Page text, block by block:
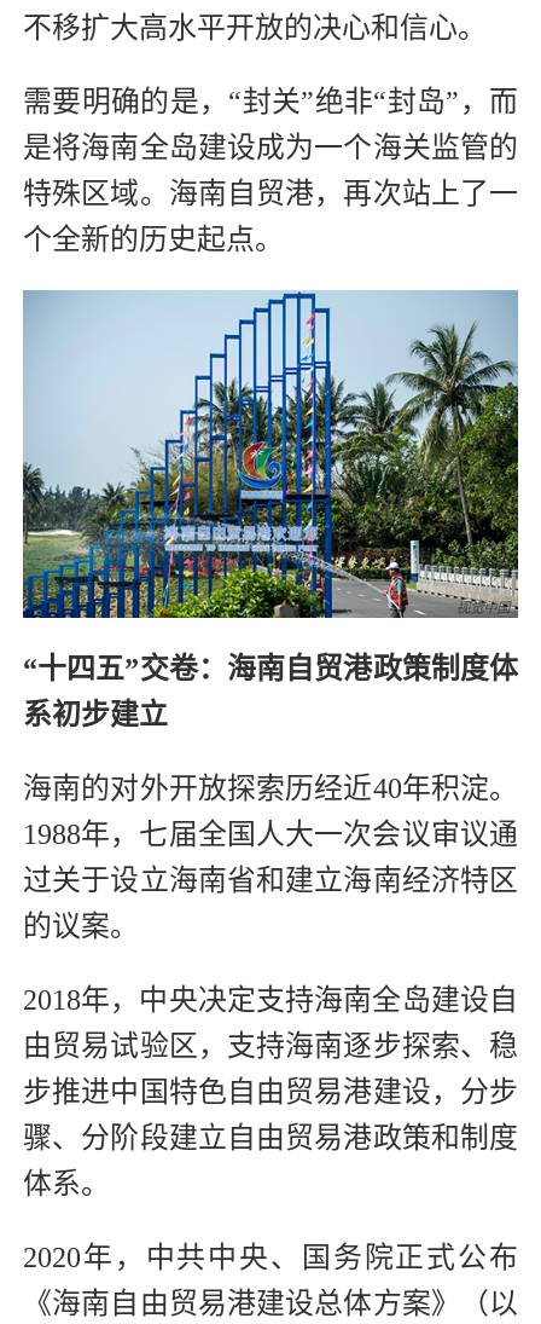
不移扩大高水平开放的决心和信心。
需要明确的是，“封关”绝非“封岛”，而
是将海南全岛建设成为一个海关监管的
特殊区域。海南自贸港，再次站上了一
个全新的历史起点。
“十四五”交卷：海南自贸港政策制度体
系初步建立
海南的对外开放探索历经近40年积淀。
1988年，七届全国人大一次会议审议通
过关于设立海南省和建立海南经济特区
的议案。
2018年，中央决定支持海南全岛建设自
由贸易试验区，支持海南逐步探索、稳
步推进中国特色自由贸易港建设，分步
骤、分阶段建立自由贸易港政策和制度
体系。
2020年，中共中央、国务院正式公布
《海南自由贸易港建设总体方案》（以